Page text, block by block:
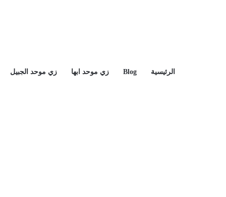
الرئيسية Blog زي موحد ابها زي موحد الجبيل